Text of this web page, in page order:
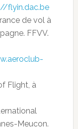
flyin.dac.be
de vol à
FFVV.
Flight, à
Meucon.